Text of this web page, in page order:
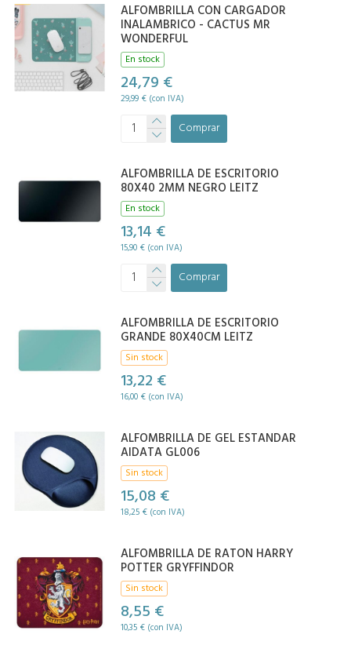
ALFOMBRILLA CON CARGADOR
INALAMBRICO - CACTUS MR
WONDERFUL
En stock
24,79 €
29,99 € (con IVA)
Comprar
ALFOMBRILLA DE ESCRITORIO
80X40 2MM NEGRO LEITZ
En stock
13,14 €
15,90 € (con IVA)
Comprar
ALFOMBRILLA DE ESCRITORIO
GRANDE 80X40CM LEITZ
Sin stock
13,22 €
16,00 € (con IVA)
ALFOMBRILLA DE GEL ESTANDAR
AIDATA GL006
Sin stock
15,08 €
18,25 € (con IVA)
ALFOMBRILLA DE RATON HARRY
POTTER GRYFFINDOR
Sin stock
8,55 €
10,35 € (con IVA)